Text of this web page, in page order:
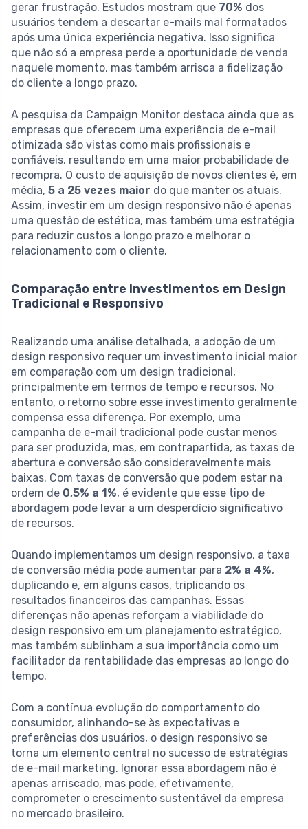
gerar frustração. Estudos mostram que 70% dos
usuários tendem a descartar e-mails mal formatados
após uma única experiência negativa. Isso significa
que não só a empresa perde a oportunidade de venda
naquele momento, mas também arrisca a fidelização
do cliente a longo prazo.
A pesquisa da Campaign Monitor destaca ainda que as
empresas que oferecem uma experiência de e-mail
otimizada são vistas como mais profissionais e
confiáveis, resultando em uma maior probabilidade de
recompra. O custo de aquisição de novos clientes é, em
média, 5 a 25 vezes maior do que manter os atuais.
Assim, investir em um design responsivo não é apenas
uma questão de estética, mas também uma estratégia
para reduzir custos a longo prazo e melhorar o
relacionamento com o cliente.
Comparação entre Investimentos em Design
Tradicional e Responsivo
Realizando uma análise detalhada, a adoção de um
design responsivo requer um investimento inicial maior
em comparação com um design tradicional,
principalmente em termos de tempo e recursos. No
entanto, o retorno sobre esse investimento geralmente
compensa essa diferença. Por exemplo, uma
campanha de e-mail tradicional pode custar menos
para ser produzida, mas, em contrapartida, as taxas de
abertura e conversão são consideravelmente mais
baixas. Com taxas de conversão que podem estar na
ordem de 0,5% a 1%, é evidente que esse tipo de
abordagem pode levar a um desperdício significativo
de recursos.
Quando implementamos um design responsivo, a taxa
de conversão média pode aumentar para 2% a 4%,
duplicando e, em alguns casos, triplicando os
resultados financeiros das campanhas. Essas
diferenças não apenas reforçam a viabilidade do
design responsivo em um planejamento estratégico,
mas também sublinham a sua importância como um
facilitador da rentabilidade das empresas ao longo do
tempo.
Com a contínua evolução do comportamento do
consumidor, alinhando-se às expectativas e
preferências dos usuários, o design responsivo se
torna um elemento central no sucesso de estratégias
de e-mail marketing. Ignorar essa abordagem não é
apenas arriscado, mas pode, efetivamente,
comprometer o crescimento sustentável da empresa
no mercado brasileiro.